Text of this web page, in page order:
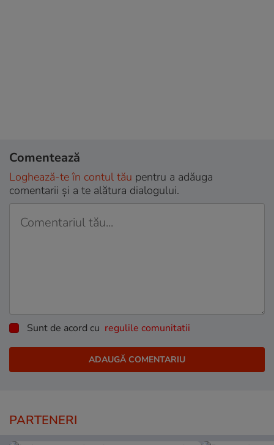
Comentează
Loghează-te în contul tău pentru a adăuga
comentarii și a te alătura dialogului.
Sunt de acord cu regulile comunitatii
PARTENERI